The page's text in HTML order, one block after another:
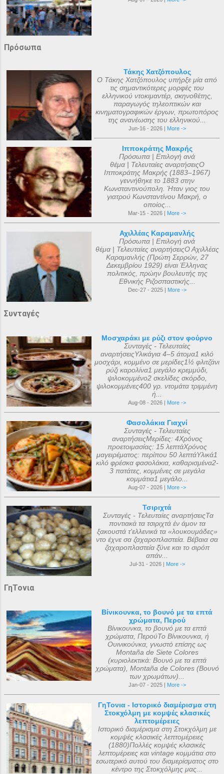
Πρόσωπα
Τάκης Χατζόπουλος
Ο Τάκης Χατζόπουλος υπήρξε μία από
τις σημαντικότερες μορφές του
ελληνικού ντοκιμαντέρ, σκηνοθέτης,
παραγωγός τηλεοπτικών και
κινηματογραφικών έργων, πρωτοπόρος
της ανανέωσης του ελληνικού...
Jun-16 - 2026 | More ->
Ιπποκράτης Μακρής
Πρόσωπα | Επιλογή ανά
θέμα | Τελευταίες αναρτήσειςΟ
Ιπποκράτης Μακρής (1883–1967)
γεννήθηκε το 1883 στην
Κωνσταντινούπολη. Ήταν γιος του
γιατρού Κωνσταντίνου Μακρή, ο
οποίος...
Mar-15 - 2026 | More ->
Αχιλλέας Καραμανλής
Πρόσωπα | Επιλογή ανά
θέμα | Τελευταίες αναρτήσειςΟ Αχιλλέας
Καραμανλής (Πρώτη Σερρών, 27
Δεκεμβρίου 1929) είναι Έλληνας
πολιτικός, πρώην βουλευτής της
Εθνικής Ριζοσπαστικής...
Dec-27 - 2025 | More ->
Συνταγές
Μοσχαράκι με ρύζι στον φούρνο
Συνταγές - Τελευταίες
αναρτήσειςΥλικάγια 4–5 άτομα1 κιλό
μοσχάρι, κομμένο σε μερίδες1½ φλιτζάνι
ρύζι καρολίνα1 μεγάλο κρεμμύδι,
ψιλοκομμένο2 σκελίδες σκόρδο,
ψιλοκομμένες400 γρ. ντομάτα τριμμένη
ή...
Aug-08 - 2026 | More ->
Φασολάκια Γιαχνί
Συνταγές - Τελευταίες
αναρτήσειςΜερίδες: 4Χρόνος
προετοιμασίας: 15 λεπτάΧρόνος
μαγειρέματος: περίπου 50 λεπτάΥλικά1
κιλό φρέσκα φασολάκια, καθαρισμένα2-
3 πατάτες, κομμένες σε μεγάλα
κομμάτια1 μεγάλο...
Aug-07 - 2026 | More ->
Τσιριχτά
Συνταγές - Τελευταίες αναρτήσειςΤα
ποντιακά τα τσιριχτά έν άμον τα
ξακουστά τ'ελλενικά τα «λουκουμάδες»
ντο έχνε σα ζαχαροπλαστεία. Βέβαια σα
ζαχαροπλαστεία ξ̌ύνε και το σιρόπ
απάν...
Jul-31 - 2026 | More ->
ΓηΤονια
Βίνικουνκα, το βουνό με τα επτά
χρώματα, Περού
Βίνικουνκα, το βουνό με τα επτά
χρώματα, ΠερούΤο Βίνικουνκα, ή
Ουινικούνκα, γνωστό επίσης ως
Montaña de Siete Colores
(κυριολεκτικά: Βουνό με τα επτά
χρώματα), Montaña de Colores (Βουνό
των χρωμάτων)...
Jan-07 - 2025 | More ->
ΓηΤονια - Ιστορικό διαμέρισμα στη
Στοκχόλμη με κομψές κλασικές
λεπτομέρειες
Ιστορικό διαμέρισμα στη Στοκχόλμη με
κομψές κλασικές λεπτομέρειες
(1880)Πολλές κομψές κλασικές
λεπτομέρειες και vintage κομμάτια στο
εσωτερικό αυτού του διαμερίσματος στο
κέντρο της Στοκχόλμης μας...